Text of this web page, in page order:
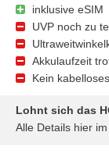
inklusive eSIM
UVP noch zu
Akkulaufzeit
Kein
Lohnt sich das
Alle Details hier